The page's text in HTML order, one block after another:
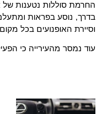
החרמת סוללות נטענות של
בדרך, נוסע בפראות ומתעלם
וסיירת האופנועים בכל
עוד נמסר מהעירייה כי